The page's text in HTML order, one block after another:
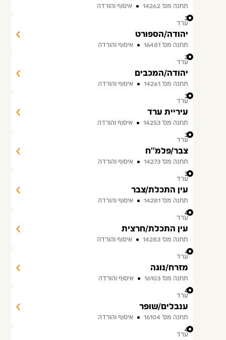
תחנה מס׳ 14262 איסוף והורדה
35
ערד
יהודה/הספורט
תחנה מס׳ 16481 איסוף והורדה
36
ערד
יהודה/המכבים
תחנה מס׳ 14261 איסוף והורדה
37
ערד
עיריית ערד
תחנה מס׳ 14253 איסוף והורדה
38
ערד
צבר/פלמ''ח
תחנה מס׳ 14273 איסוף והורדה
39
ערד
עין התכלת/צבר
תחנה מס׳ 14281 איסוף והורדה
40
ערד
עין התכלת/חרצית
תחנה מס׳ 14283 איסוף והורדה
41
ערד
מזרח/נוגה
תחנה מס׳ 16103 איסוף והורדה
42
ערד
ענבלים/שופר
תחנה מס׳ 16104 איסוף והורדה
43
ערד